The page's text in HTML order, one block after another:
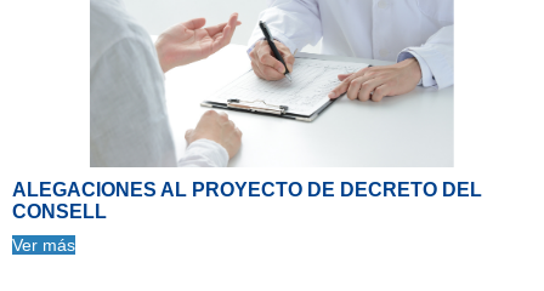
ALEGACIONES AL PROYECTO DE DECRETO DEL
CONSELL
Ver más